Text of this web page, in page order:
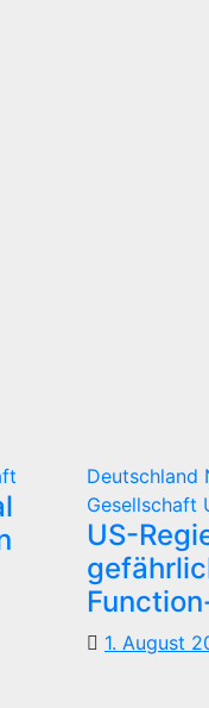
Deutschland
Gesellschaft
US-
1. August